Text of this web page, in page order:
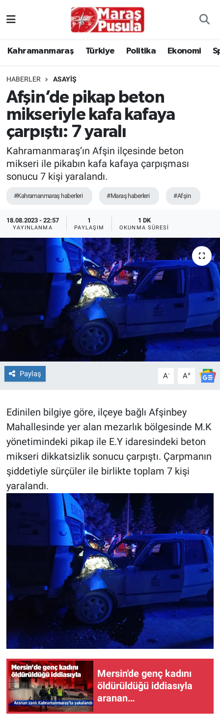
Kahramanmaraş Türkiye Politika Ekonomi
HABERLER ASAYİŞ
Afşin’de pikap beton
mikseriyle kafa kafaya
çarpıştı: 7 yaralı
Kahramanmaraş’ın Afşin ilçesinde beton
mikseri ile pikabın kafa kafaya çarpışması
sonucu 7 kişi yaralandı.
#Kahramanmaraş haberleri #Maraş haberleri #Afşin
18.08.2023 - 22:57
YAYINLANMA
1
PAYLAŞIM
1 DK
OKUNMA SÜRESI
Paylaş A- A+
Edinilen bilgiye göre, ilçeye bağlı Afşinbey
Mahallesinde yer alan mezarlık bölgesinde M.K
yönetimindeki pikap ile E.Y idaresindeki beton
mikseri dikkatsizlik sonucu çarpıştı. Çarpmanın
şiddetiyle sürçüler ile birlikte toplam 7 kişi
yaralandı.
Mersin'de genç kadını
öldürüldüğü iddiasıyla
aranan
Türkiye
Politika
Ekonomi
Spor
TEKNOLOJİ
Dünya
İlçeler
MAGAZİN
Bilim, Teknoloji
ASAYİŞ
HABERDE İNSAN
EĞİTİM
BİLİM VE TEKNOLOJİ
Güvenlik
İstanbul Namaz Vakitleri
İstanbul Trafik Yoğunluk Haritası
Süper Lig Puan Durumu ve Fikstür
Tüm Manşetler